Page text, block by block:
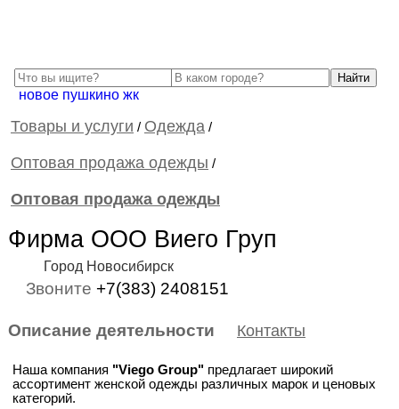
новое пушкино жк
Товары и услуги / Одежда /
Оптовая продажа одежды /
Оптовая продажа одежды
Фирма ООО Виего Груп
Город Новосибирск
Звоните +7(383) 2408151
Описание деятельности Контакты
Наша компания "Viego Group" предлагает широкий
ассортимент женской одежды различных марок и ценовых
категорий.